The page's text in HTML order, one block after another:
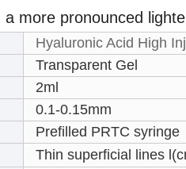
more pronounced
Hyaluronic Acid High
Transparent Gel
2ml
0.1-0.15mm
Prefilled PRTC syringe
Thin superficial lines